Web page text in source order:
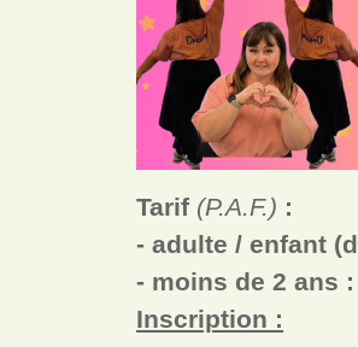
Tarif (P.A.F.) :
- adulte / enfant
- moins de 2 ans
Inscription :